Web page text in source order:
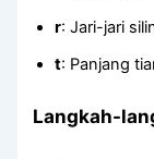
r: Jari-jari
t: Panjang
Langkah-